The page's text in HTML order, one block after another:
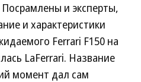
и эксперты,
и характеристики
Ferrari F150 на
LaFerrari. Название
момент дал сам